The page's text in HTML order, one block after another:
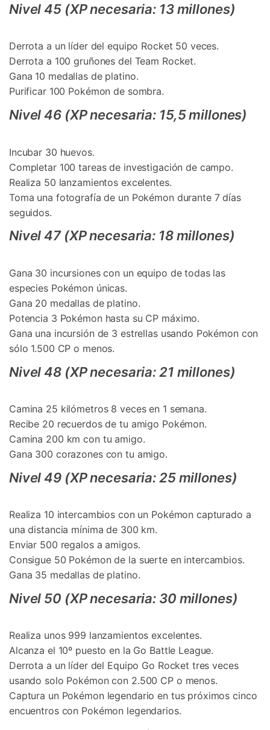
Nivel 45 (XP necesaria: 13 millones)
Derrota a un líder del equipo Rocket 50 veces.
Derrota a 100 gruñones del Team Rocket.
Gana 10 medallas de platino.
Purificar 100 Pokémon de sombra.
Nivel 46 (XP necesaria: 15,5 millones)
Incubar 30 huevos.
Completar 100 tareas de investigación de campo.
Realiza 50 lanzamientos excelentes.
Toma una fotografía de un Pokémon durante 7 días
seguidos.
Nivel 47 (XP necesaria: 18 millones)
Gana 30 incursiones con un equipo de todas las
especies Pokémon únicas.
Gana 20 medallas de platino.
Potencia 3 Pokémon hasta su CP máximo.
Gana una incursión de 3 estrellas usando Pokémon con
sólo 1.500 CP o menos.
Nivel 48 (XP necesaria: 21 millones)
Camina 25 kilómetros 8 veces en 1 semana.
Recibe 20 recuerdos de tu amigo Pokémon.
Camina 200 km con tu amigo.
Gana 300 corazones con tu amigo.
Nivel 49 (XP necesaria: 25 millones)
Realiza 10 intercambios con un Pokémon capturado a
una distancia mínima de 300 km.
Enviar 500 regalos a amigos.
Consigue 50 Pokémon de la suerte en intercambios.
Gana 35 medallas de platino.
Nivel 50 (XP necesaria: 30 millones)
Realiza unos 999 lanzamientos excelentes.
Alcanza el 10º puesto en la Go Battle League.
Derrota a un líder del Equipo Go Rocket tres veces
usando solo Pokémon con 2.500 CP o menos.
Captura un Pokémon legendario en tus próximos cinco
encuentros con Pokémon legendarios.